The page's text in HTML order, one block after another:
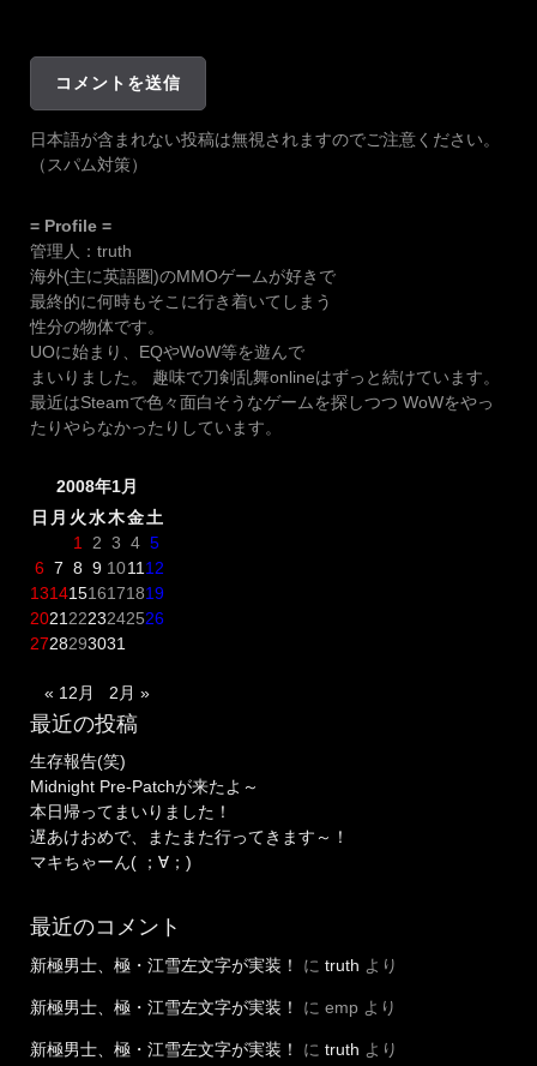
日本語が含まれない投稿は無視されますのでご注意ください。
（スパム対策）
= Profile =
管理人：truth
海外(主に英語圏)のMMOゲームが好きで
最終的に何時もそこに行き着いてしまう
性分の物体です。
UOに始まり、EQやWoW等を遊んで
まいりました。 趣味で刀剣乱舞onlineはずっと続けています。
最近はSteamで色々面白そうなゲームを探しつつ WoWをやっ
たりやらなかったりしています。
2008年1月
日 月 火水木金土
1
2 3 4 5
6 7 8 9 1011 12
13141516171819
2021 2223242526
2728293031
« 12月 2月 »
最近の投稿
生存報告(笑)
Midnight Pre-Patchが来たよ～
本日帰ってまいりました！
遅あけおめで、またまた行ってきます～！
マキちゃーん( ；∀；)
最近のコメント
新極男士、極・江雪左文字が実装！ に truth より
新極男士、極・江雪左文字が実装！ に emp より
新極男士、極・江雪左文字が実装！ に truth より